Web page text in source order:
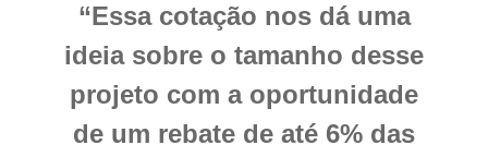
“Essa cotação nos dá uma
ideia sobre o tamanho desse
projeto com a oportunidade
de um rebate de até 6% das